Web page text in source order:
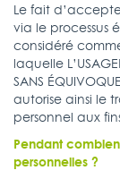
Le fait
via le processus
considéré
laquelle
SANS
autorise ainsi le
personnel aux
Pendant
personnelles ?